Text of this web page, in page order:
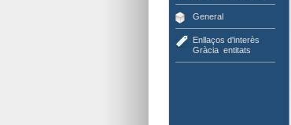
General
Enllaços d'interès
Gràcia, entitats